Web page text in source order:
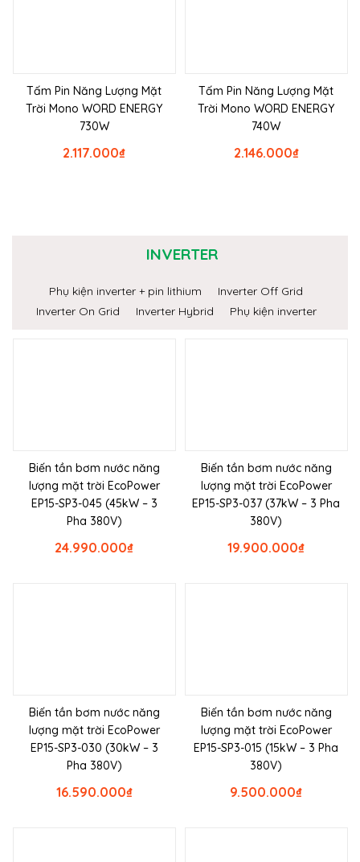
Tấm Pin Năng Lượng Mặt
Trời Mono WORD ENERGY
730W
₫
2.117.000
Tấm Pin Năng Lượng Mặt
Trời Mono WORD ENERGY
740W
₫
2.146.000
INVERTER
Phụ kiện inverter + pin lithium
Inverter Off Grid
Inverter On Grid
Inverter Hybrid Phụ kiện inverter
Biến tần bơm nước năng
lượng mặt trời EcoPower
EP15-SP3-045 (45kW – 3
Pha 380V)
₫
24.990.000
Biến tần bơm nước năng
lượng mặt trời EcoPower
EP15-SP3-037 (37kW – 3 Pha
380V)
₫
19.900.000
Biến tần bơm nước năng
lượng mặt trời EcoPower
EP15-SP3-030 (30kW – 3
Pha 380V)
₫
16.590.000
Biến tần bơm nước năng
lượng mặt trời EcoPower
EP15-SP3-015 (15kW – 3 Pha
380V)
₫
9.500.000